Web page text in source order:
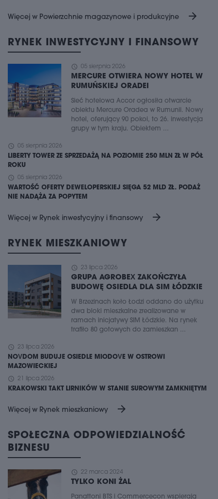
Więcej w Powierzchnie magazynowe i produkcyjne arrow_forward
RYNEK INWESTYCYJNY I FINANSOWY
schedule 05 sierpnia 2026
MERCURE OTWIERA NOWY HOTEL W
RUMUŃSKIEJ ORADEI
Sieć hotelowa Accor ogłosiła otwarcie
obiektu Mercure Oradea w Rumunii. Nowy
hotel, oferujący 90 pokoi, to 26. inwestycja
grupy w tym kraju. Obiektem ...
schedule 05 sierpnia 2026
LIBERTY TOWER ZE SPRZEDAŻĄ NA POZIOMIE 250 MLN ZŁ W PÓŁ
ROKU
schedule 05 sierpnia 2026
WARTOŚĆ OFERTY DEWELOPERSKIEJ SIĘGA 52 MLD ZŁ. PODAŻ
NIE NADĄŻA ZA POPYTEM
Więcej w Rynek inwestycyjny i finansowy arrow_forward
RYNEK MIESZKANIOWY
schedule 23 lipca 2026
GRUPA AGROBEX ZAKOŃCZYŁA
BUDOWĘ OSIEDLA DLA SIM ŁÓDZKIE
W Brzezinach koło Łodzi oddano do użytku
dwa bloki mieszkalne zrealizowane w
ramach inicjatywy SIM Łódzkie. Na rynek
trafiło 80 gotowych do zamieszkan ...
schedule 23 lipca 2026
NOVDOM BUDUJE OSIEDLE MIODOVE W OSTROWI
MAZOWIECKIEJ
schedule 21 lipca 2026
KRAKOWSKI TAKT LIRNIKÓW W STANIE SUROWYM ZAMKNIĘTYM
Więcej w Rynek mieszkaniowy arrow_forward
SPOŁECZNA ODPOWIEDZIALNOŚĆ
BIZNESU
schedule 22 marca 2024
TYLKO KONI ŻAL
Panattoni BTS i Commercecon wspierają